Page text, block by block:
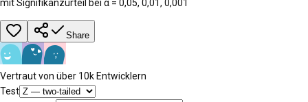
mit Signifikanzurteil bei α = 0,05, 0,01, 0,001
Share
Vertraut von über 10k Entwicklern
Test